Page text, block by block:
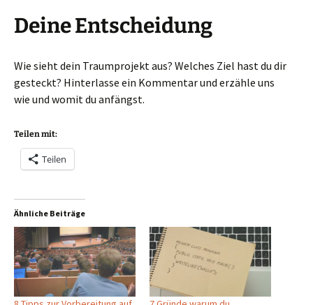
Deine Entscheidung
Wie sieht dein Traumprojekt aus? Welches Ziel hast du dir
gesteckt? Hinterlasse ein Kommentar und erzähle uns
wie und womit du anfängst.
Teilen mit:
Teilen
Ähnliche Beiträge